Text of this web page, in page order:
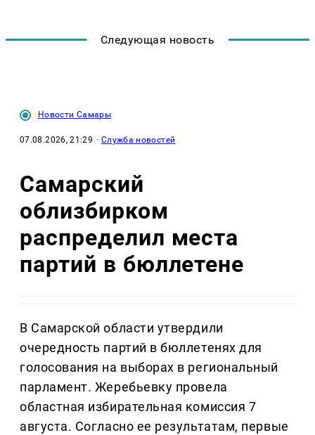
Следующая новость
Новости Самары
07.08.2026, 21:29 · Служба новостей
Самарский
облизбирком
распределил места
партий в бюллетене
В Самарской области утвердили
очередность партий в бюллетенях для
голосования на выборах в региональный
парламент. Жеребьевку провела
областная избирательная комиссия 7
августа. Согласно ее результатам, первые